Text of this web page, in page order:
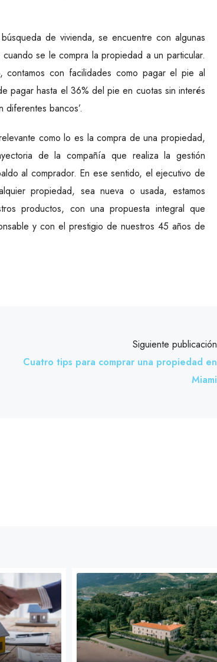
de vivienda, se encuentre con algunas
se le compra la propiedad a un particular.
contamos con facilidades como pagar el pie al
pagar hasta el 36% del pie en cuotas sin interés
bancos’.
como lo es la compra de una propiedad,
de la compañía que realiza la gestión
al comprador. En ese sentido, el ejecutivo de
propiedad, sea nueva o usada, estamos
productos, con una propuesta integral que
y con el prestigio de nuestros 45 años de
Siguiente publicación
Cuatro tips para comprar una propiedad en
Miami